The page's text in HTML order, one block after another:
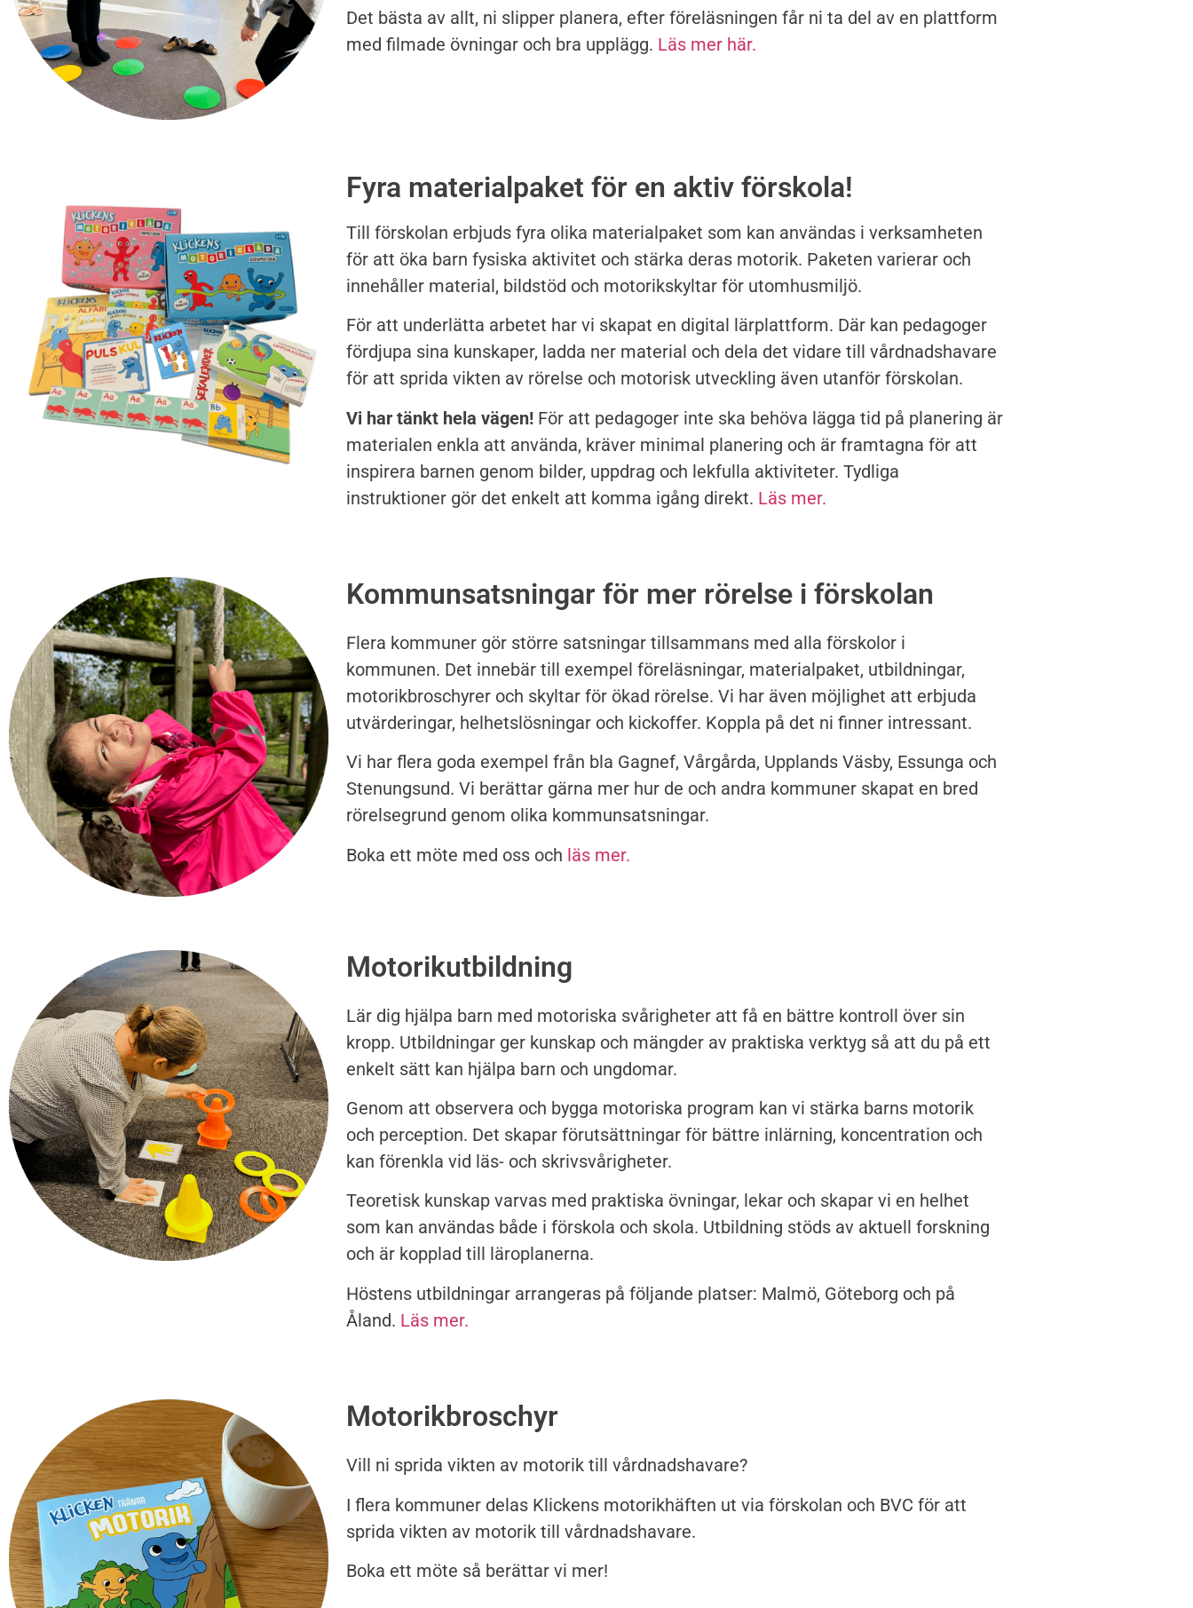
Det bästa av allt, ni slipper planera, efter föreläsningen får ni ta del av en plattform
med filmade övningar och bra upplägg. Läs mer här.
Fyra materialpaket för en aktiv förskola!
Till förskolan erbjuds fyra olika materialpaket som kan användas i verksamheten
för att öka barn fysiska aktivitet och stärka deras motorik. Paketen varierar och
innehåller material, bildstöd och motorikskyltar för utomhusmiljö.
För att underlätta arbetet har vi skapat en digital lärplattform. Där kan pedagoger
fördjupa sina kunskaper, ladda ner material och dela det vidare till vårdnadshavare
för att sprida vikten av rörelse och motorisk utveckling även utanför förskolan.
Vi har tänkt hela vägen!För att pedagoger inte ska behöva lägga tid på planering är
materialen enkla att använda, kräver minimal planering och är framtagna för att
inspirera barnen genom bilder, uppdrag och lekfulla aktiviteter. Tydliga
instruktioner gör det enkelt att komma igång direkt. Läs mer.
Kommunsatsningar för mer rörelse i förskolan
Flera kommuner gör större satsningar tillsammans med alla förskolor i
kommunen. Det innebär till exempel föreläsningar, materialpaket, utbildningar,
motorikbroschyrer och skyltar för ökad rörelse. Vi har även möjlighet att erbjuda
utvärderingar, helhetslösningar och kickoffer. Koppla på det ni finner intressant.
Vi har flera goda exempel från bla Gagnef, Vårgårda, Upplands Väsby, Essunga och
Stenungsund. Vi berättar gärna mer hur de och andra kommuner skapat en bred
rörelsegrund genom olika kommunsatsningar.
Boka ett möte med oss och läs mer.
Motorikutbildning
Lär dig hjälpa barn med motoriska svårigheter att få en bättre kontroll över sin
kropp. Utbildningar ger kunskap och mängder av praktiska verktyg så att du på ett
enkelt sätt kan hjälpa barn och ungdomar.
Genom att observera och bygga motoriska program kan vi stärka barns motorik
och perception. Det skapar förutsättningar för bättre inlärning, koncentration och
kan förenkla vid läs- och skrivsvårigheter.
Teoretisk kunskap varvas med praktiska övningar, lekar och skapar vi en helhet
som kan användas både i förskola och skola. Utbildning stöds av aktuell forskning
och är kopplad till läroplanerna.
Höstens utbildningar arrangeras på följande platser: Malmö, Göteborg och på
Åland. Läs mer.
Motorikbroschyr
Vill ni sprida vikten av motorik till vårdnadshavare?
I flera kommuner delas Klickens motorikhäften ut via förskolan och BVC för att
sprida vikten av motorik till vårdnadshavare.
Boka ett möte så berättar vi mer!